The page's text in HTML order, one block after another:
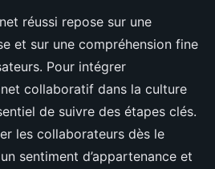
réussi repose sur une
et sur une compréhension fine
Pour intégrer
collaboratif dans la culture
de suivre des étapes clés.
les collaborateurs dès le
sentiment d’appartenance et